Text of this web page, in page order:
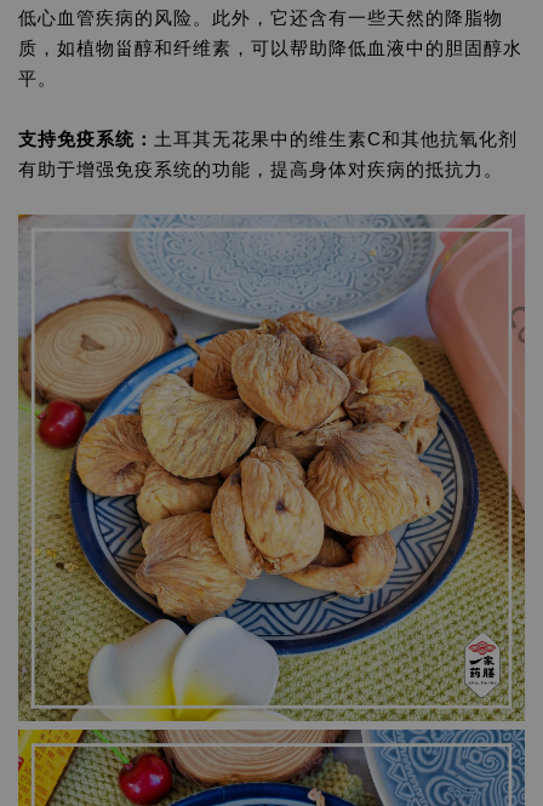
低心血管疾病的风险。此外，它还含有一些天然的降脂物
质，如植物甾醇和纤维素，可以帮助降低血液中的胆固醇水
平。
支持免疫系统： 土耳其无花果中的维生素C和其他抗氧化剂
有助于增强免疫系统的功能，提高身体对疾病的抵抗力。